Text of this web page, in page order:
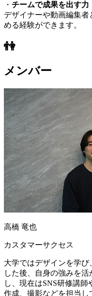
・ チームで成果を出す力
デザイナーや動画編集
める経験ができます。
👫
メンバー
高橋 竜也
カスタマーサクセス
大学ではデザインを学
した後、自身の強みを
し、現在はSNS研修講
作成、撮影などを担当し